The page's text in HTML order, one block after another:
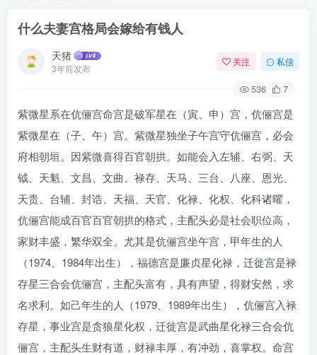
什么夫妻宫格局会嫁给有钱人
天猪
3年前发布
关注 私信
536 7
紫微星系在伉俪宫命宫是破军星在（寅、申）宫，伉俪宫是
紫微星在（子、午）宫。紫微星独坐子午宫守伉俪宫，必会
府相朝垣。因紫微喜得百官朝拱。如能会入左辅、右弼、天
钺、天魁、文昌、文曲、禄存、天马、三台、八座、恩光、
天贵、台辅、封诰、天福、天官、化禄、化权、化科诸曜，
伉俪宫能成百官百官朝拱的格式，主配头必是社会职位高，
家财丰盛，繁华双全。尤其是伉俪宫坐午宫，甲年生的人
（1974、1984年出生），福德宫是廉贞星化禄，迁徙宫是禄
存星三合会伉俪宫，主配头富有，具有声望，得财安然，求
名求利。如己年生的人（1979、1989年出生），伉俪宫入禄
存星，事业宫是贪狼星化权，迁徙宫是武曲星化禄三合会伉
俪宫，主配头生财有道，财禄丰厚，有冲劲，喜掌权。命宫